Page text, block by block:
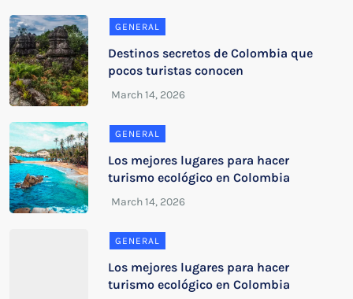
GENERAL
Destinos secretos de Colombia que
pocos turistas conocen
GENERAL
Los mejores lugares para hacer
turismo ecológico en Colombia
GENERAL
Los mejores lugares para hacer
turismo ecológico en Colombia